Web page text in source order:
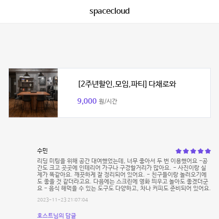
spacecloud
[2주년할인,모임,파티] 다채로와
9,000 원/시간
수민
리딩 미팅을 위해 공간 대여했었는데, 너무 좋아서 두 번 이용했어요 -공
간도 크고 곳곳에 인테리어 가구나 구경할거리가 많아요. - 사진이랑 실
제가 똑같아요. 깨끗하게 잘 정리되어 있어요. - 친구들이랑 놀러오기에
도 좋을 것 같더라고요. 다음에는 스크린에 영화 띄우고 놀아도 좋겠더군
요 - 음식 해먹을 수 있는 도구도 다양하고, 차나 커피도 준비되어 있어요.
2023-11-23 21:07:04
호스트님의 답글